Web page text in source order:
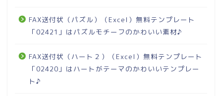
FAX送付状（パズル）（Excel）無料テンプレート
「02421」はパズルモチーフのかわいい素材♪
FAX送付状（ハート２）（Excel）無料テンプレート
「02420」はハートがテーマのかわいいテンプレー
ト♪